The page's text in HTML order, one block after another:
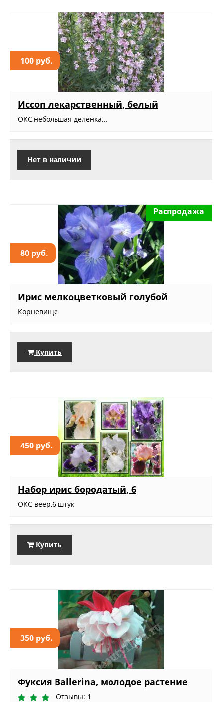
100 руб.
Иссоп лекарственный, белый
ОКС,небольшая деленка...
Нет в наличии
80 руб.
Распродажа
Ирис мелкоцветковый голубой
Корневище
Купить
450 руб.
Набор ирис бородатый, 6
ОКС веер,6 штук
Купить
350 руб.
Фуксия Ballerina, молодое растение
Отзывы: 1